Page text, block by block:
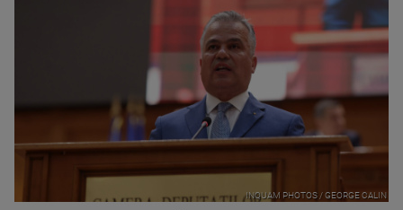
INQUAM PHOTOS / GEORGE CALIN